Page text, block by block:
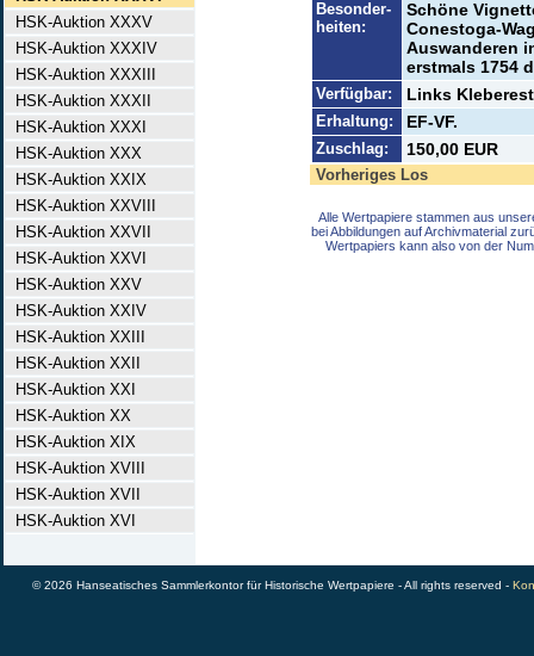
HSK-Auktion XXXV
HSK-Auktion XXXIV
HSK-Auktion XXXIII
HSK-Auktion XXXII
HSK-Auktion XXXI
HSK-Auktion XXX
HSK-Auktion XXIX
HSK-Auktion XXVIII
HSK-Auktion XXVII
HSK-Auktion XXVI
HSK-Auktion XXV
HSK-Auktion XXIV
HSK-Auktion XXIII
HSK-Auktion XXII
HSK-Auktion XXI
HSK-Auktion XX
HSK-Auktion XIX
HSK-Auktion XVIII
HSK-Auktion XVII
HSK-Auktion XVI
Besonder-
heiten:
Schöne
Conestoga-
Auswanderen
erstmals 1754
Verfügbar: Links
Erhaltung: EF-VF.
Zuschlag: 150,00 EUR
Vorheriges Los
Alle Wertpapiere stammen aus
bei Abbildungen auf Archivmaterial
Wertpapiers kann also von der
© 2026 Hanseatisches Sammlerkontor für Historische Wertpapiere - All rights reserved -